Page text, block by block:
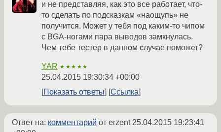
и не представляя, как это все работает, что-
то сделать по подсказкам «наощупь» не
получится. Может у тебя под каким-то чипом
с BGA-ногами пара выводов замкнулась.
Чем тебе тестер в данном случае поможет?
YAR ★★★★★
25.04.2015 19:30:34 +00:00
Показать ответы
Ссылка
Ответ на: комментарий от erzent25.04.2015 19:23:41